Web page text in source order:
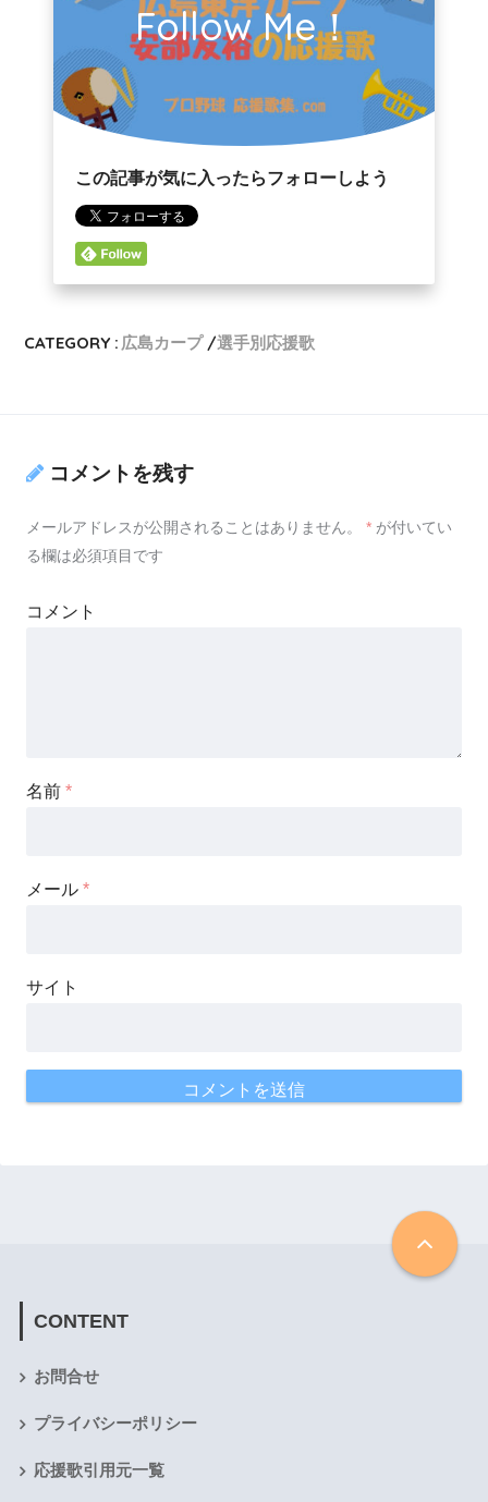
Follow Me！
この記事が気に入ったらフォローしよう
CATEGORY : 広島カープ 選手別応援歌
コメントを残す
メールアドレスが公開されることはありません。 * が付いてい
る欄は必須項目です
コメント
名前 *
メール *
サイト
CONTENT
お問合せ
プライバシーポリシー
応援歌引用元一覧